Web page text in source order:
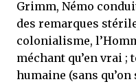
Grimm, Némo
des remarques
colonialisme,
méchant qu’en vrai
humaine (sans